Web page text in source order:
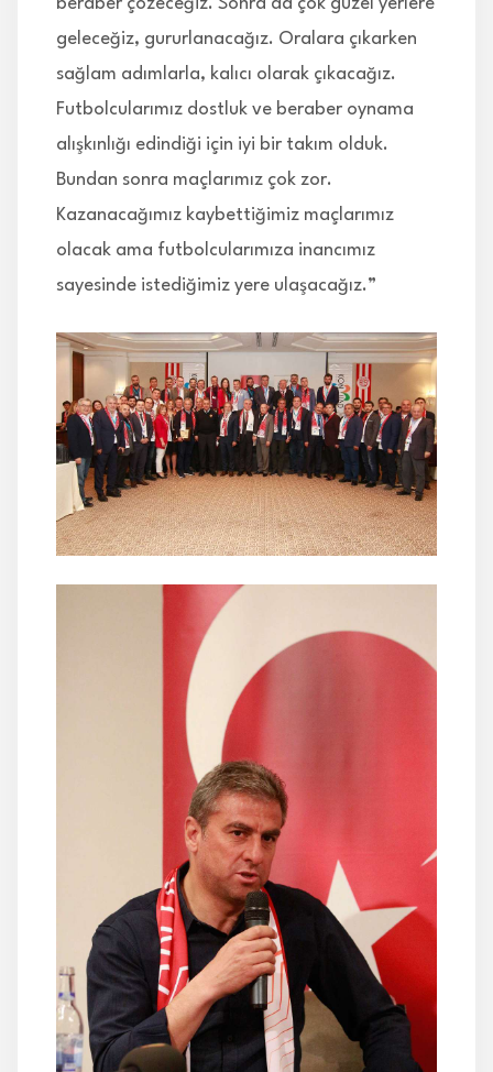
beraber çözeceğiz. Sonra da çok güzel yerlere
geleceğiz, gururlanacağız. Oralara çıkarken
sağlam adımlarla, kalıcı olarak çıkacağız.
Futbolcularımız dostluk ve beraber oynama
alışkınlığı edindiği için iyi bir takım olduk.
Bundan sonra maçlarımız çok zor.
Kazanacağımız kaybettiğimiz maçlarımız
olacak ama futbolcularımıza inancımız
sayesinde istediğimiz yere ulaşacağız.”